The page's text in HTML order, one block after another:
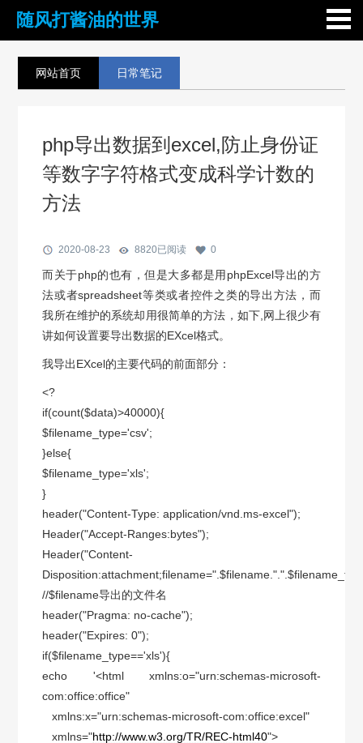
随风打酱油的世界
网站首页 日常笔记
php导出数据到excel,防止身份证
等数字字符格式变成科学计数的
方法
2020-08-23 8820已阅读 0
而关于php的也有，但是大多都是用phpExcel导出的方
法或者spreadsheet等类或者控件之类的导出方法，而
我所在维护的系统却用很简单的方法，如下,网上很少有
讲如何设置要导出数据的EXcel格式。
我导出EXcel的主要代码的前面部分：
<?
if(count($data)>40000){
$filename_type='csv';
}else{
$filename_type='xls';
}
header("Content-Type: application/vnd.ms-excel");
Header("Accept-Ranges:bytes");
Header("Content-
//$filename导出的文件名
header("Pragma: no-cache");
header("Expires: 0");
if($filename_type=='xls'){
echo '<html xmlns:o="urn:schemas-microsoft-
com:office:office"
xmlns:x="urn:schemas-microsoft-com:office:excel"
xmlns="http://www.w3.org/TR/REC-html40">